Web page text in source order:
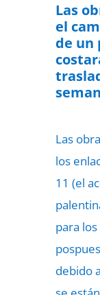
Las
el
de un
Las
los
11 (el
para
debido